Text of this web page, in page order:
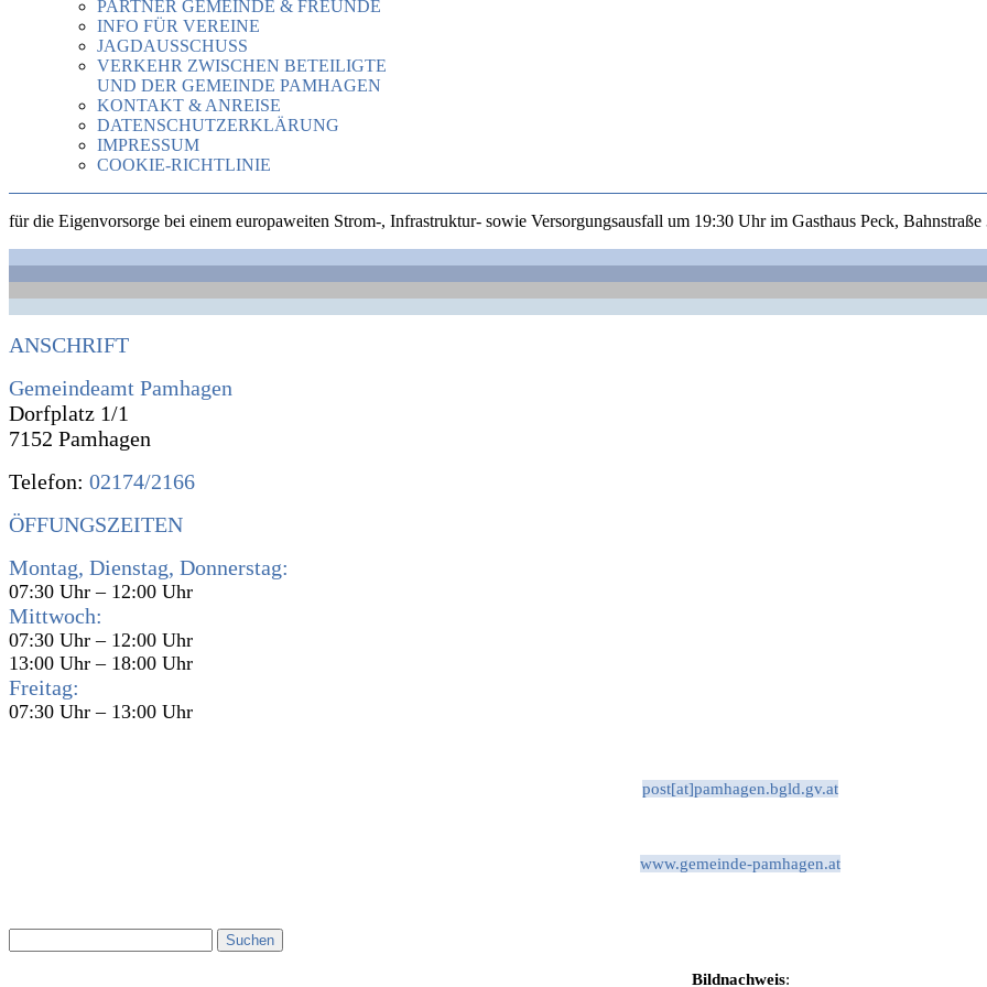
PARTNER GEMEINDE & FREUNDE
INFO FÜR VEREINE
JAGDAUSSCHUSS
VERKEHR ZWISCHEN BETEILIGTE
UND DER GEMEINDE PAMHAGEN
KONTAKT & ANREISE
DATENSCHUTZERKLÄRUNG
IMPRESSUM
COOKIE-RICHTLINIE
für die Eigenvorsorge bei einem europaweiten Strom-, Infrastruktur- sowie Versorgungsausfall um 19:30 Uhr im Gasthaus Peck, Bahnstraße
ANSCHRIFT
Gemeindeamt Pamhagen
Dorfplatz 1/1
7152 Pamhagen
Telefon: 02174/2166
ÖFFUNGSZEITEN
Montag, Dienstag, Donnerstag:
07:30 Uhr – 12:00 Uhr
Mittwoch:
07:30 Uhr – 12:00 Uhr
13:00 Uhr – 18:00 Uhr
Freitag:
07:30 Uhr – 13:00 Uhr
post[at]pamhagen.bgld.gv.at
www.gemeinde-pamhagen.at
Bildnachweis: